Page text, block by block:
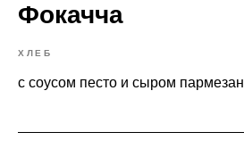
Фокачча
ХЛЕБ
с соусом песто и сыром пармезан